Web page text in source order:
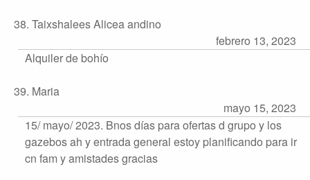
38. Taixshalees Alicea andino
febrero 13, 2023
Alquiler de bohío
39. Maria
mayo 15, 2023
15/ mayo/ 2023. Bnos días para ofertas d grupo y los
gazebos ah y entrada general estoy planificando para ir
cn fam y amistades gracias